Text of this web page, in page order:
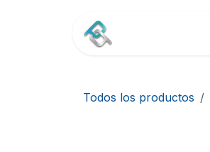
Todos los productos